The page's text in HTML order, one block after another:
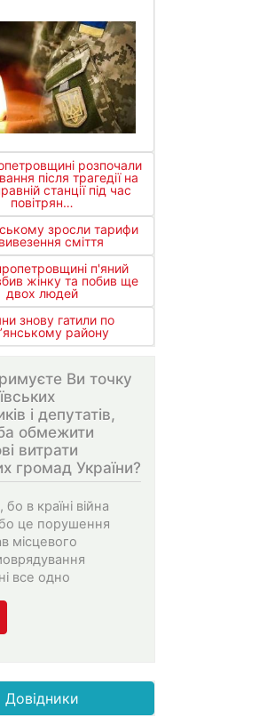
розпочали
після трагедії на
станції під час
повітрян…
зросли тарифи
сміття
п'яний
жінку та побив ще
двох людей
знову гатили по
району
Ви точку
і депутатів,
обмежити
витрати
громад України?
бо в країні війна
це порушення
місцевого
все одно
Довідники